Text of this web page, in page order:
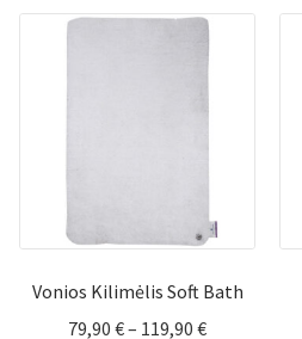
279,90 €
Vonios Kilimėlis Soft Bath
79,90 €– 119,90 €Price